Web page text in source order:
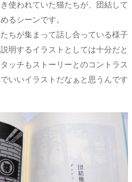
使われていた猫たちが、団結して
るシーンです。
ちが集まって話し合っている様子
明するイラストとしては十分だと
ッチもストーリーとのコントラス
いいイラストだなぁと思うんです